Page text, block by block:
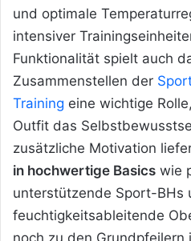
und optimale
intensiver
Funktionalität spielt auch
Zusammenstellen der
Training eine wichtige
Outfit das
zusätzliche Motivation
in hochwertige Basics wie
unterstützende Sport-BHs
feuchtigkeitsableitende
noch zu den Grundpfeilern